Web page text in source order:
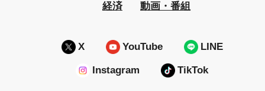
経済 動画・番組
X YouTube LINE
Instagram TikTok